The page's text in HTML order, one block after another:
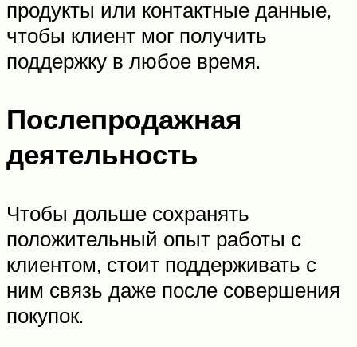
продукты или контактные данные,
чтобы клиент мог получить
поддержку в любое время.
Послепродажная
деятельность
Чтобы дольше сохранять
положительный опыт работы с
клиентом, стоит поддерживать с
ним связь даже после совершения
покупок.